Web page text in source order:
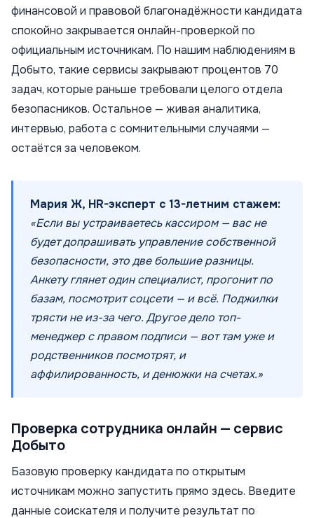
финансовой и правовой благонадёжности кандидата
спокойно закрывается онлайн-проверкой по
официальным источникам. По нашим наблюдениям в
Добыто, такие сервисы закрывают процентов 70
задач, которые раньше требовали целого отдела
безопасников. Остальное — живая аналитика,
интервью, работа с сомнительными случаями —
остаётся за человеком.
Мария Ж, HR-эксперт с 13-летним стажем:
«Если вы устраиваетесь кассиром — вас не
будет допрашивать управление собственной
безопасности, это две большие разницы.
Анкету глянет один специалист, прогонит по
базам, посмотрит соцсети — и всё. Поджилки
трясти не из-за чего. Другое дело топ-
менеджер с правом подписи — вот там уже и
родственников посмотрят, и
аффилированность, и денюжки на счетах.»
Проверка сотрудника онлайн — сервис
Добыто
Базовую проверку кандидата по открытым
источникам можно запустить прямо здесь. Введите
данные соискателя и получите результат по